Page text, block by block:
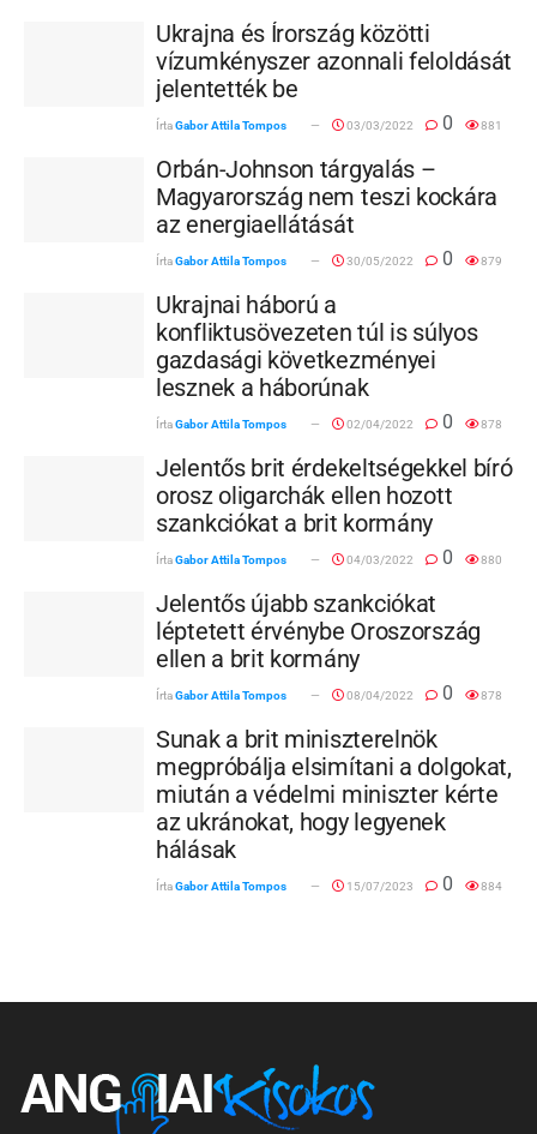
Ukrajna és Írország közötti
vízumkényszer azonnali feloldását
jelentették be
ÍrtaGabor Attila Tompos 03/03/2022 0 881
Orbán-Johnson tárgyalás –
Magyarország nem teszi kockára
az energiaellátását
ÍrtaGabor Attila Tompos 30/05/2022 0 879
Ukrajnai háború a
konfliktusövezeten túl is súlyos
gazdasági következményei
lesznek a háborúnak
ÍrtaGabor Attila Tompos 02/04/2022 0 878
Jelentős brit érdekeltségekkel bíró
orosz oligarchák ellen hozott
szankciókat a brit kormány
ÍrtaGabor Attila Tompos 04/03/2022 0 880
Jelentős újabb szankciókat
léptetett érvénybe Oroszország
ellen a brit kormány
ÍrtaGabor Attila Tompos 08/04/2022 0 878
Sunak a brit miniszterelnök
megpróbálja elsimítani a dolgokat,
miután a védelmi miniszter kérte
az ukránokat, hogy legyenek
hálásak
ÍrtaGabor Attila Tompos 15/07/2023 0 884